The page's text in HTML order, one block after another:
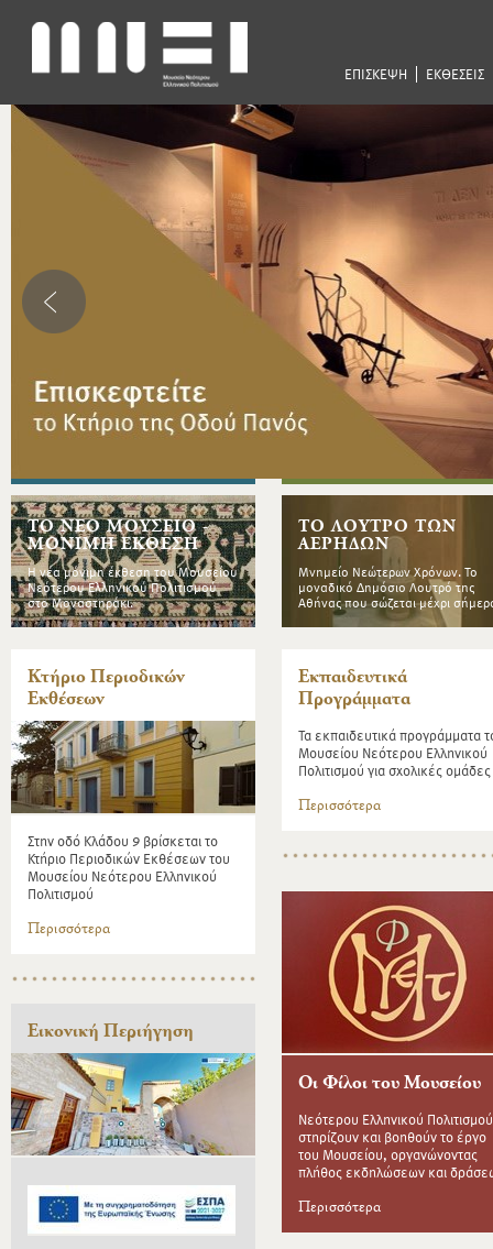
ΕΠΙΣΚΕΨΗ ΕΚΘΕΣΕΙΣ
ΤΟ ΝΕΟ ΜΟΥΣΕΙΟ -
ΜΟΝΙΜΗ ΕΚΘΕΣΗ
Η νέα μόνιμη έκθεση του Μουσείου
Νεότερου Ελληνικού Πολιτισμού
στο Μοναστηράκι.
Κτήριο Περιοδικών
Εκθέσεων
Στην οδό Κλάδου 9 βρίσκεται το
Κτήριο Περιοδικών Εκθέσεων του
Μουσείου Νεότερου Ελληνικού
Πολιτισμού
Περισσότερα
Εικονική Περιήγηση
ΤΟ ΛΟΥΤΡΟ ΤΩΝ
ΑΕΡΗΔΩΝ
Μνημείο Νεώτερων Χρόνων. Το
μοναδικό Δημόσιο Λουτρό της
Αθήνας που σώζεται μέχρι
Εκπαιδευτικά
Προγράμματα
Τα εκπαιδευτικά προγράμματα
Μουσείου Νεότερου Ελληνικού
Πολιτισμού για σχολικές ομάδες
Περισσότερα
Οι Φίλοι του Μουσείου
Νεότερου Ελληνικού Πολιτισμού
στηρίζουν και βοηθούν το έργο
του Μουσείου, οργανώνοντας
πλήθος εκδηλώσεων και
Περισσότερα